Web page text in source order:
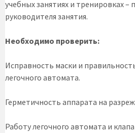
учебных занятиях и тренировках –
руководителя занятия.
Необходимо проверить:
Исправность маски и
легочного автомата.
Герметичность аппарата на
Работу легочного автомата и